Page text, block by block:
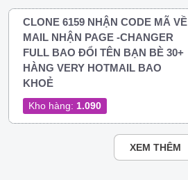
CLONE 6159 NHẬN CODE MÃ VỀ
MAIL NHẬN PAGE -CHANGER
FULL BAO ĐỔI TÊN BẠN BÈ 30+
HÀNG VERY HOTMAIL BAO
KHOẺ
Kho hàng: 1.090
XEM THÊM